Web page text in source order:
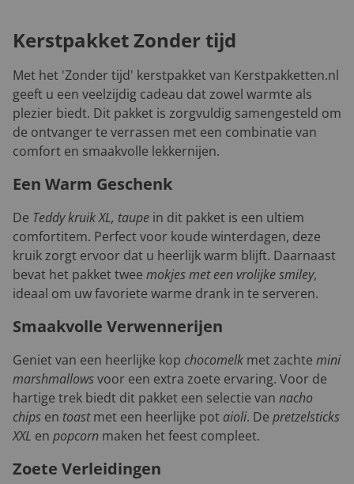
Kerstpakket Zonder tijd
Met het 'Zonder tijd' kerstpakket van Kerstpakketten.nl
geeft u een veelzijdig cadeau dat zowel warmte als
plezier biedt. Dit pakket is zorgvuldig samengesteld om
de ontvanger te verrassen met een combinatie van
comfort en smaakvolle lekkernijen.
Een Warm Geschenk
De Teddy kruik XL, taupe in dit pakket is een ultiem
comfortitem. Perfect voor koude winterdagen, deze
kruik zorgt ervoor dat u heerlijk warm blijft. Daarnaast
bevat het pakket twee mokjes met een vrolijke smiley,
ideaal om uw favoriete warme drank in te serveren.
Smaakvolle Verwennerijen
Geniet van een heerlijke kop chocomelk met zachte mini
marshmallowsvoor een extra zoete ervaring. Voor de
hartige trek biedt dit pakket een selectie van nacho
chips en toastmet een heerlijke pot aioli. De pretzelsticks
XXL en popcorn maken het feest compleet.
Zoete Verleidingen